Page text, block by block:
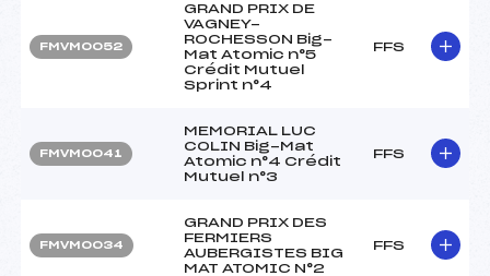
FMVM0052
GRAND PRIX DE
VAGNEY-
ROCHESSON Big-
Mat Atomic n°5
Crédit Mutuel
Sprint n°4
FFS
FMVM0041
MEMORIAL LUC
COLIN Big-Mat
Atomic n°4 Crédit
Mutuel n°3
FFS
FMVM0034
GRAND PRIX DES
FERMIERS
AUBERGISTES BIG
MAT ATOMIC N°2
FFS